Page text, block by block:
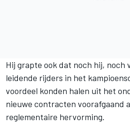
Hij grapte ook dat noch hij, noch
leidende rijders in het
voordeel konden halen uit het
nieuwe contracten voorafgaand
reglementaire hervorming.